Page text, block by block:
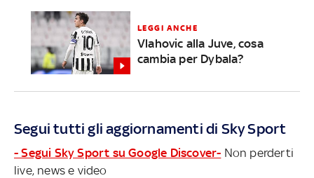
LEGGI ANCHE
Vlahovic alla Juve, cosa
cambia per Dybala?
Segui tutti gli aggiornamenti di Sky Sport
- Segui Sky Sport su Google Discover- Non perderti
live, news e video